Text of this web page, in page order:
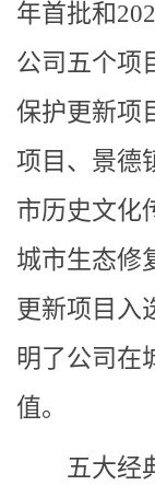
年首批和
公司五个项
保护更新项
项目、景德
市历史文化
城市生态修
更新项目入
明了公司在
值。
五大经